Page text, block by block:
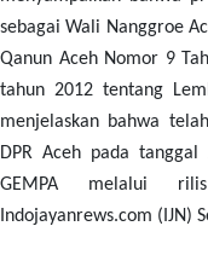
sebagai Wali Nanggroe
Qanun Aceh Nomor 9
tahun 2012 tentang
menjelaskan bahwa
DPR Aceh pada
GEMPA melalui
Indojayanrews.com (IJN)